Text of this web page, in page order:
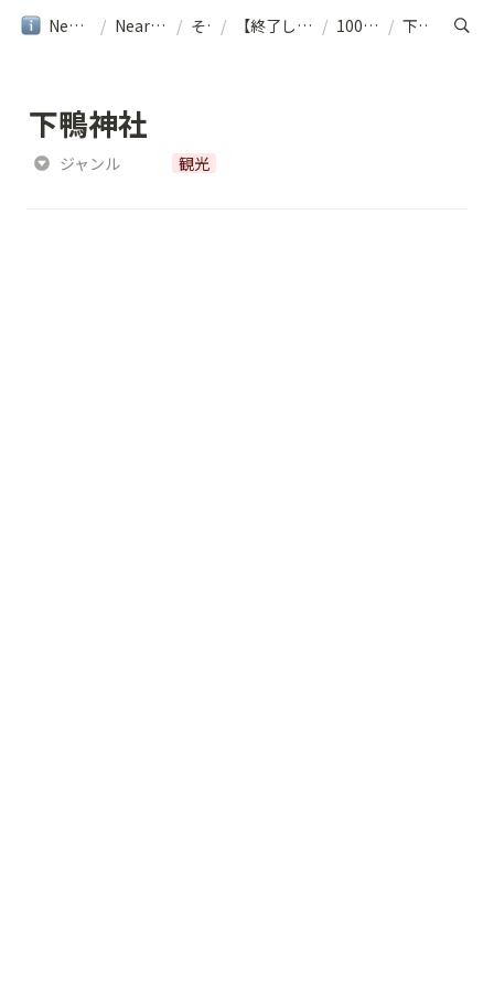
NearMe旅行ガイド / NearMe｜ヘルプ / その他/ 【終了しました】[京都] 周遊シャトルご利用案内 / 1000円エリア / 下鴨神社
下鴨神社
ジャンル 観光